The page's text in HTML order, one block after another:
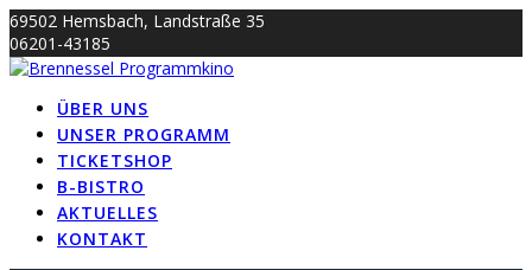
Skip
to
content
69502 Hemsbach, Landstraße 35
06201-43185
info@brennessel-kino.de
ÜBER UNS
UNSER PROGRAMM
TICKETSHOP
B-BISTRO
AKTUELLES
KONTAKT